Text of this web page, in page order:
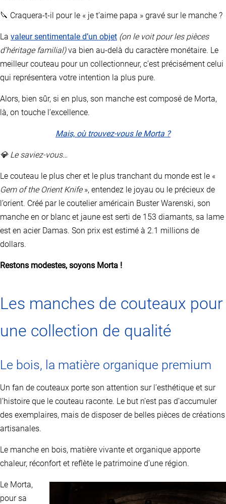
🔪 Craquera-t-il pour le « je t’aime papa » gravé sur le manche ?
La valeur sentimentale d’un objet (on le voit pour les pièces
d’héritage familial)va bien au-delà du caractère monétaire. Le
meilleur couteau pour un collectionneur, c’est précisément celui
qui représentera votre intention la plus pure.
Alors, bien sûr, si en plus, son manche est composé de Morta,
là, on touche l’excellence.
Mais, où trouvez-vous le Morta ?
💎 Le saviez-vous…
Le couteau le plus cher et le plus tranchant du monde est le «
Gem of the Orient Knife», entendez le joyau ou le précieux de
l’orient. Créé par le coutelier américain Buster Warenski, son
manche en or blanc et jaune est serti de 153 diamants, sa lame
est en acier Damas. Son prix est estimé à 2.1 millions de
dollars.
Restons modestes, soyons Morta !
Les manches de couteaux pour
une collection de qualité
Le bois, la matière organique premium
Un fan de couteaux porte son attention sur l’esthétique et sur
l’histoire que le couteau raconte. Le but n’est pas d’accumuler
des exemplaires, mais de disposer de belles pièces de créations
artisanales.
Le manche en bois, matière vivante et organique apporte
chaleur, réconfort et reflète le patrimoine d’une région.
Le Morta,
pour sa